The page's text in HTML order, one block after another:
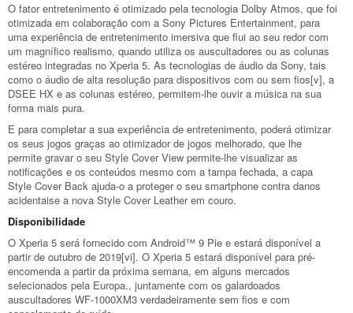
O fator entretenimento é otimizado pela tecnologia Dolby Atmos, que foi
otimizada em colaboração com a Sony Pictures Entertainment, para
uma experiência de entretenimento imersiva que flui ao seu redor com
um magnífico realismo, quando utiliza os auscultadores ou as colunas
estéreo integradas no Xperia 5. As tecnologias de áudio da Sony, tais
como o áudio de alta resolução para dispositivos com ou sem fios[v], a
DSEE HX e as colunas estéreo, permitem-lhe ouvir a música na sua
forma mais pura.
E para completar a sua experiência de entretenimento, poderá otimizar
os seus jogos graças ao otimizador de jogos melhorado, que lhe
permite gravar o seu Style Cover View permite-lhe visualizar as
notificações e os conteúdos mesmo com a tampa fechada, a capa
Style Cover Back ajuda-o a proteger o seu smartphone contra danos
acidentaise a nova Style Cover Leather em couro.
Disponibilidade
O Xperia 5 será fornecido com Android™ 9 Pie e estará disponível a
partir de outubro de 2019[vi]. O Xperia 5 estará disponível para pré-
encomenda a partir da próxima semana, em alguns mercados
selecionados pela Europa., juntamente com os galardoados
auscultadores WF-1000XM3 verdadeiramente sem fios e com